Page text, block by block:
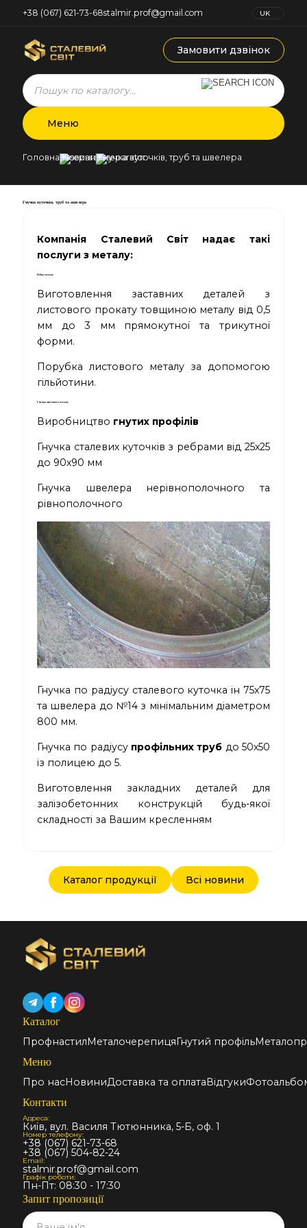
+38 (067) 621-73-68stalmir.prof@gmail.com
UK
Замовити дзвінок
Products
search
Меню
Головна Новини Гнучка куточків, труб та швелера
Гнучка куточків, труб та швелера
Компанія Сталевий Світ
надає такі
послуги з металу:
Рубка металу
Виготовлення заставних деталей з
листового прокату товщиною металу від 0,5
мм до 3 мм прямокутної та трикутної
форми.
Порубка листового металу за допомогою
гільйотини.
Гнучка листового металу
Виробництво гнутих профілів
Гнучка сталевих куточків з ребрами від 25х25
до 90х90 мм
Гнучка швелера нерівнополочного та
рівнополочного
Гнучка по радіусу сталевого куточка ін 75х75
та швелера до №14 з мінімальним діаметром
800 мм.
Гнучка по радіусу профільних труб до 50х50
із полицею до 5.
Виготовлення закладних деталей для
залізобетонних конструкцій будь-якої
складності за Вашим кресленням
Каталог продукції Всі новини
Каталог
ПрофнастилМеталочерепицяГнутий профіль
Меню
Про насНовиниДоставка та оплатаВідгуки
Контакти
Адреса:
Київ, вул. Василя Тютюнника, 5-Б, оф. 1
Номер телефону:
+38 (067) 621-73-68
+38 (067) 504-82-24
Email:
stalmir.prof@gmail.com
Графік роботи:
Пн-Пт: 08:30 - 17:30
Запит пропозиції